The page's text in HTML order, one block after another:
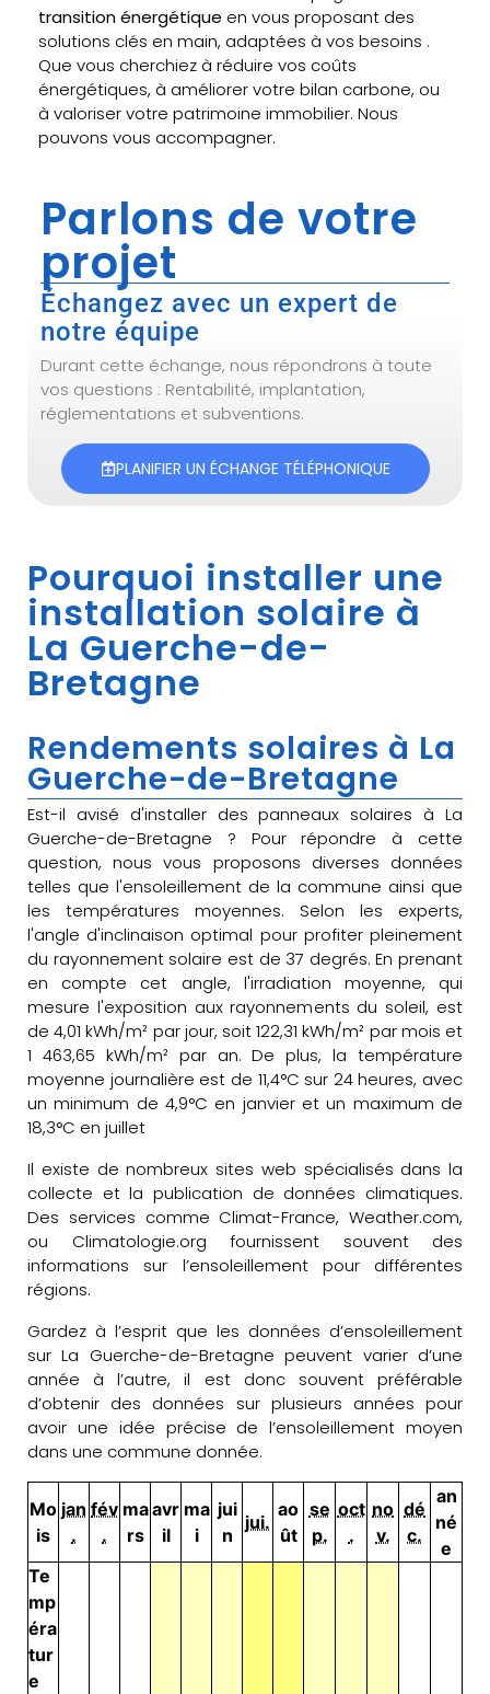
transition énergétique en vous proposant des
solutions clés en main, adaptées à vos besoins .
Que vous cherchiez à réduire vos coûts
énergétiques, à améliorer votre bilan carbone, ou
à valoriser votre patrimoine immobilier. Nous
pouvons vous accompagner.
Parlons de votre
projet
Échangez avec un expert de
notre équipe
Durant cette échange, nous répondrons à toute
vos questions : Rentabilité, implantation,
réglementations et subventions.
PLANIFIER UN ÉCHANGE TÉLÉPHONIQUE
Pourquoi installer une
installation solaire à
La Guerche-de-
Bretagne
Rendements solaires à La
Guerche-de-Bretagne
Est-il avisé d'installer des panneaux solaires à La
Guerche-de-Bretagne ? Pour répondre à cette
question, nous vous proposons diverses données
telles que l'ensoleillement de la commune ainsi que
les températures moyennes. Selon les experts,
l'angle d'inclinaison optimal pour profiter pleinement
du rayonnement solaire est de 37 degrés. En prenant
en compte cet angle, l'irradiation moyenne, qui
mesure l'exposition aux rayonnements du soleil, est
de 4,01 kWh/m² par jour, soit 122,31 kWh/m² par mois et
1 463,65 kWh/m² par an. De plus, la température
moyenne journalière est de 11,4°C sur 24 heures, avec
un minimum de 4,9°C en janvier et un maximum de
18,3°C en juillet
Il existe de nombreux sites web spécialisés dans la
collecte et la publication de données climatiques.
Des services comme Climat-France, Weather.com,
ou Climatologie.org fournissent souvent des
informations sur l’ensoleillement pour différentes
régions.
Gardez à l’esprit que les données d’ensoleillement
sur La Guerche-de-Bretagne peuvent varier d’une
année à l’autre, il est donc souvent préférable
d’obtenir des données sur plusieurs années pour
avoir une idée précise de l’ensoleillement moyen
dans une commune donnée.
Mo
is
jan
.
fév
.
ma
rs
avr
il
ma
i
jui
n
jui.
ao
ût
se
p.
oct
.
no
v.
dé
c.
an
né
e
Te
mp
éra
tur
e